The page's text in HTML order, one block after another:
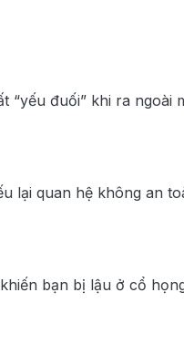
đuối” khi ra ngoài
lại quan hệ không an
bạn bị lậu ở cổ